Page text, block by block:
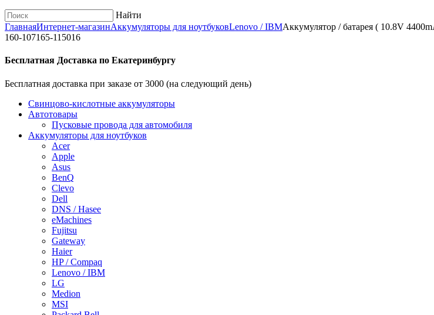
Найти
ГлавнаяИнтернет-магазинАккумуляторы для ноутбуковLenovo / IBMАккумулятор / батарея ( 10.8V
160-107165-115016
Бесплатная Доставка по Екатеринбургу
Бесплатная доставка при заказе от 3000 (на следующий день)
Cвинцово-кислотные аккумуляторы
Автотовары
Пусковые провода для автомобиля
Аккумуляторы для ноутбуков
Acer
Apple
Asus
BenQ
Clevo
Dell
DNS / Hasee
eMachines
Fujitsu
Gateway
Haier
HP / Compaq
Lenovo / IBM
LG
Medion
MSI